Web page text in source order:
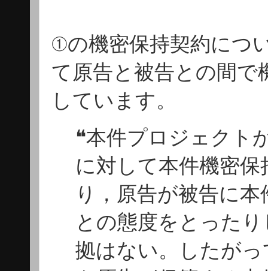
①の機密保持契約につ
て原告と被告との間で
しています。
❝本件プロジェクト
に対して本件機密
り，原告が被告に
との態度をとった
拠はない。したが